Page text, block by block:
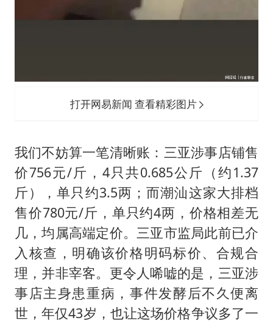
打开网易新闻 查看精彩图片
我们不妨算一笔清晰账：三亚涉事店铺售
价756元/斤，4只共0.685公斤（约1.37
斤），单只约3.5两；而潮汕这家大排档
售价780元/斤，单只约4两，价格相差无
几，均属高端定价。三亚市监局此前已介
入核查，明确该价格明码标价、合规合
理，并非宰客。更令人唏嘘的是，三亚涉
事店主身患重病，事件发酵后不久便离
世，年仅43岁，也让这场价格争议多了一